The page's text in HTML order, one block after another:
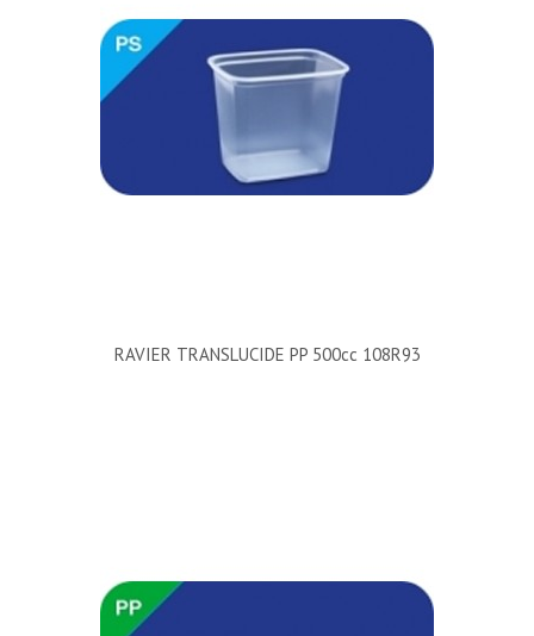
RAVIER TRANSLUCIDE PP 500cc 108R93